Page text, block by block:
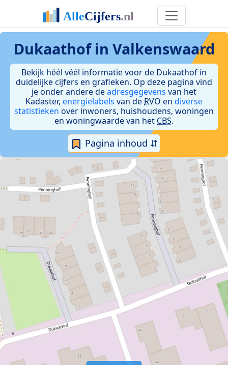
Dukaathof in Valkenswaard
Bekijk héél véél informatie voor de Dukaathof in
duidelijke cijfers en grafieken. Op deze pagina vind
je onder andere deadresgegevens van het
Kadaster, energielabels van de RVO en diverse
statistieken over inwoners, huishoudens, woningen
en woningwaarde van het CBS.
Pagina inhoud ⇵